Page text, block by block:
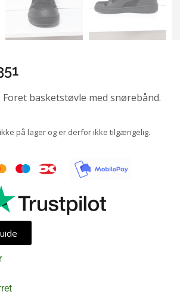
Foret basketstøvle med snørebånd.
på lager og er derfor ikke tilgængelig.